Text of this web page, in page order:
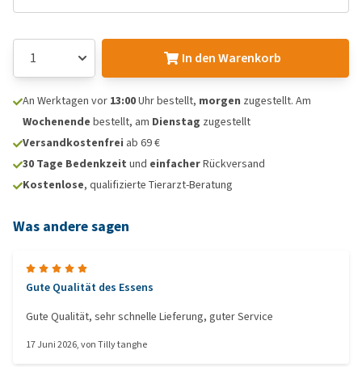
In den Warenkorb
An Werktagen vor 13:00Uhr bestellt, morgen zugestellt. Am
Wochenende bestellt, am Dienstag zugestellt
Versandkostenfrei ab 69 €
30 Tage Bedenkzeit und einfacherRückversand
Kostenlose, qualifizierte Tierarzt-Beratung
Was andere sagen
Gute Qualität des Essens
Gute Qualität, sehr schnelle Lieferung, guter Service
17 Juni 2026, vonTilly tanghe